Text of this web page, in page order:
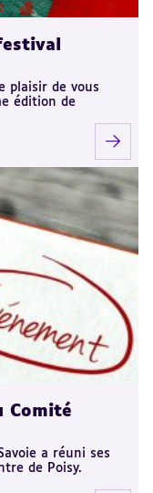
plaisir de vous
édition de
Comité
a réuni ses
de Poisy.